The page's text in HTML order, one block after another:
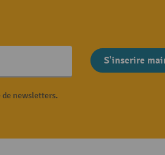
S'inscrire
de newsletters.